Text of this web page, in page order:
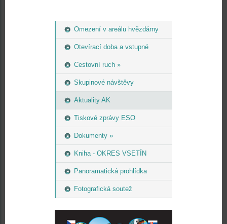
Omezení v areálu hvězdárny
Otevírací doba a vstupné
Cestovní ruch »
Skupinové návštěvy
Aktuality AK
Tiskové zprávy ESO
Dokumenty »
Kniha - OKRES VSETÍN
Panoramatická prohlídka
Fotografická soutež